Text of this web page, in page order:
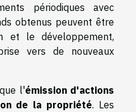
périodiques avec
obtenus peuvent être
et le développement,
vers de nouveaux
l'émission d'actions
de la propriété. Les